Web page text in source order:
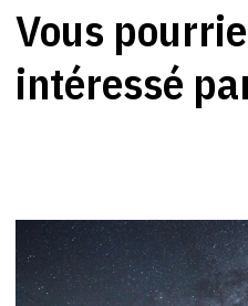
Vous
intéressé